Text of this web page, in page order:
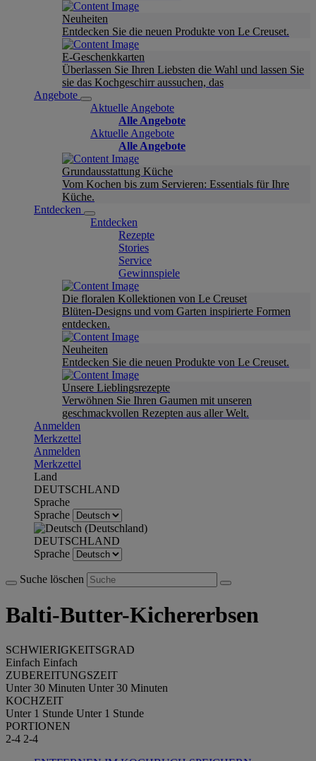
Neuheiten
Entdecken Sie die neuen Produkte von Le Creuset.
E-Geschenkkarten
Überlassen Sie Ihren Liebsten die Wahl und lassen Sie
sie das Kochgeschirr aussuchen, das
Angebote
Aktuelle Angebote
Alle Angebote
Aktuelle Angebote
Alle Angebote
Grundausstattung Küche
Vom Kochen bis zum Servieren: Essentials für Ihre
Küche.
Entdecken
Entdecken
Rezepte
Stories
Service
Gewinnspiele
Die floralen Kollektionen von Le Creuset
Blüten-Designs und vom Garten inspirierte Formen
entdecken.
Neuheiten
Entdecken Sie die neuen Produkte von Le Creuset.
Unsere Lieblingsrezepte
Verwöhnen Sie Ihren Gaumen mit unseren
geschmackvollen Rezepten aus aller Welt.
Anmelden
Merkzettel
Anmelden
Merkzettel
Land
DEUTSCHLAND
Sprache
Sprache
DEUTSCHLAND
Sprache
Suche löschen
Balti-Butter-Kichererbsen
SCHWIERIGKEITSGRAD
Einfach Einfach
ZUBEREITUNGSZEIT
Unter 30 Minuten Unter 30 Minuten
KOCHZEIT
Unter 1 Stunde Unter 1 Stunde
PORTIONEN
2-4 2-4